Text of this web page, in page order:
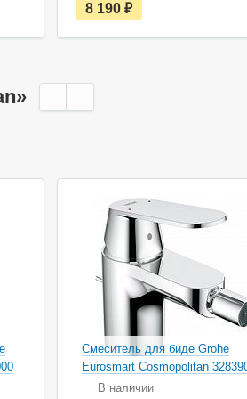
е
с
8 190
Смеситель для биде Grohe
Eurosmart Cosmopolitan
В наличии